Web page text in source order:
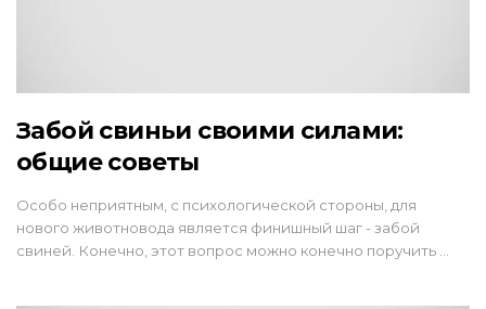
Забой свиньи своими силами:
общие советы
Особо неприятным, с психологической стороны, для
нового животновода является финишный шаг - забой
свиней. Конечно, этот вопрос можно конечно поручить …